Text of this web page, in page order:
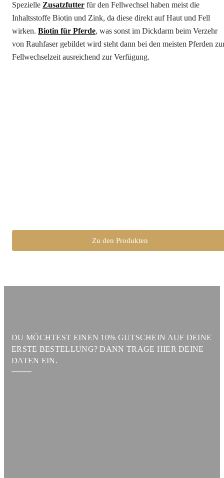
Spezielle Zusatzfutter für den Fellwechsel haben meist die
Inhaltsstoffe Biotin und Zink, da diese direkt auf Haut und Fell
wirken. Biotin für Pferde, was sonst im Dickdarm beim Verzehr
von Rauhfaser gebildet wird steht dann bei den meisten Pferden
Fellwechselzeit ausreichend zur Verfügung.
Zu den Produkten
DU MÖCHTEST EINEN 10% GUTSCHEIN AUF DEINE
ERSTE BESTELLUNG? DANN TRAGE HIER DEINE
DATEN EIN.